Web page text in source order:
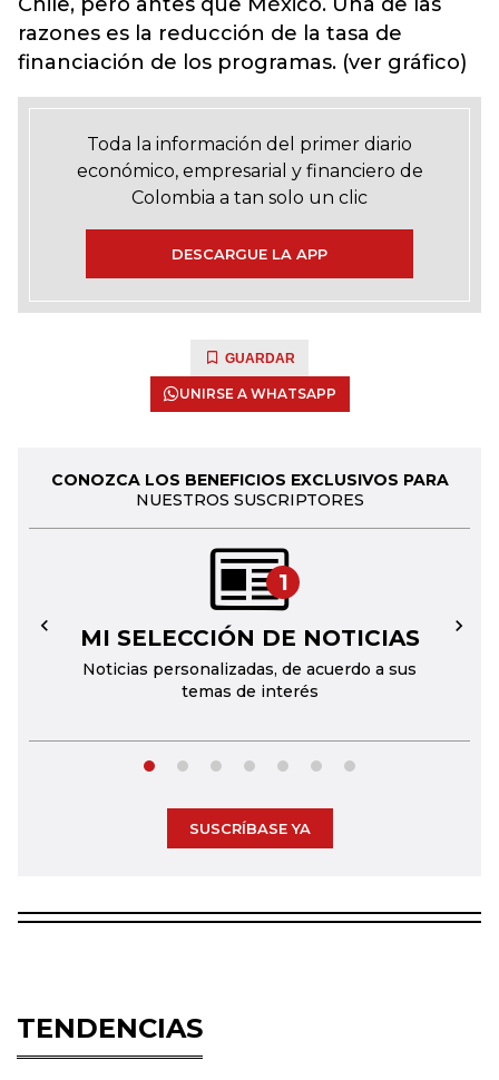
razones es la reducción de la tasa de
financiación de los programas. (ver gráfico)
Toda la información del primer diario
económico, empresarial y financiero de
Colombia a tan solo un clic
DESCARGUE LA APP
GUARDAR
UNIRSE A WHATSAPP
CONOZCA LOS BENEFICIOS EXCLUSIVOS PARA
NUESTROS SUSCRIPTORES
1
MI SELECCIÓN DE NOTICIAS
Noticias personalizadas, de acuerdo a sus
temas de interés
← →
SUSCRÍBASE YA
TENDENCIAS